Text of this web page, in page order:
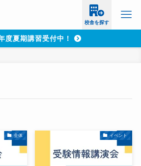
校舎を探す
度夏期講習受付中！
全体 イベント